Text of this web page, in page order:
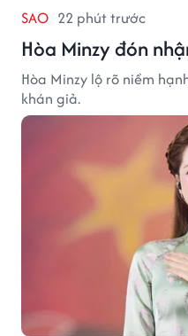
SAO 22 phút trước
Hòa Minzy đón
Hòa Minzy lộ rõ niềm
khán giả.